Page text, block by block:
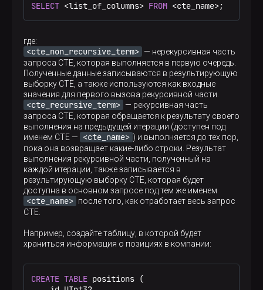
SELECT <list_of_columns> FROM <cte_name>;
где:
<cte_non_recursive_term> — нерекурсивная часть
запроса CTE, которая выполняется в первую очередь.
Полученные данные записываются в результирующую
выборку CTE, а также используются как входные
значения для первого вызова рекурсивной части.
<cte_recursive_term> — рекурсивная часть
запроса CTE, которая обращается к результату своего
выполнения на предыдущей итерации (доступен под
именем CTE —
<cte_name> ) и выполняется до тех пор,
пока она возвращает какие-либо строки. Результат
выполнения рекурсивной части, полученный на
каждой итерации, также записывается в
результирующую выборку CTE, которая будет
доступна в основном запросе под тем же именем
<cte_name> после того, как отработает весь запрос
CTE.
Например, создайте таблицу, в которой будет
храниться информация о позициях в компании:
CREATE TABLE positions (